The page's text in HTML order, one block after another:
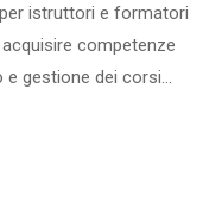
istruttori e formatori
competenze
gestione dei corsi...